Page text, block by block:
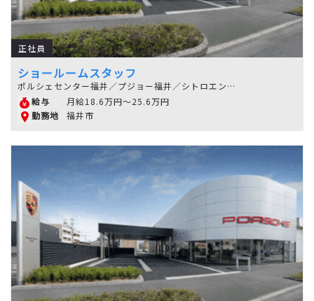
正社員
ショールームスタッフ
ポルシェセンター福井／プジョー福井／シトロエン福井
給与
月給18.6万円～25.6万円
勤務地
福井市